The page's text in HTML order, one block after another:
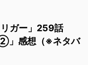
ガー」259話
」感想（※ネタバ